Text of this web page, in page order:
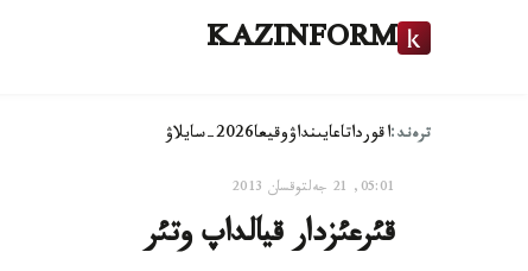
KAZINFORM
ترەند:اقورداتاعايىنداۋوقيعا2026-سايلاۋ
05:01, 21 جەلتوقسان 2013
قئرعئزدار قيالداپ وتئر